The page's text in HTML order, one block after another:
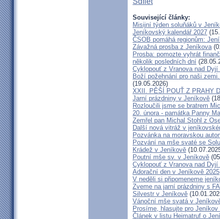
Související články:
Misijní týden soluňáků v
Jeníkovský kalendář 2027
ČSOB pomáhá regionům:
Závažná prosba z Jeníkova
Prosba: pomozte vyhrát
několik posledních dní
Cyklopouť z Vranova nad
Boží požehnání pro naši
(19.05.2026)
XXII. PĚŠÍ POUŤ Z PRAHY
Jarní prázdniny v Jeníkově
Rozloučili jsme se bratrem
20. února - památka Panny
Zemřel pan Michal Stohl z
Další nová vitráž v
Pozvánka na moravskou
Pozvání na mše svaté se
Krádež v Jeníkově
Poutní mše sv. v Jeníkově
Cyklopouť z Vranova nad
Adorační den v Jeníkově 2025
V neděli si připomeneme
Zveme na jarní prázdniny s
Silvestr v Jeníkově
Vánoční mše svatá v
Prosíme, hlasujte pro
Článek v listu Heimatruf o